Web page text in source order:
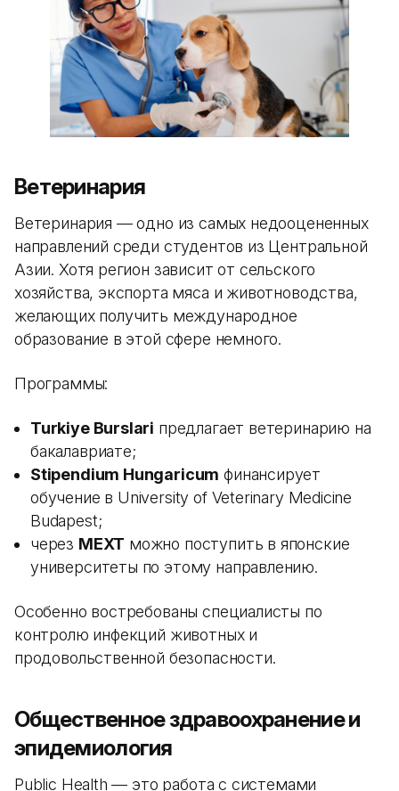
Ветеринария
Ветеринария — одно из самых недооцененных
направлений среди студентов из Центральной
Азии. Хотя регион зависит от сельского
хозяйства, экспорта мяса и животноводства,
желающих получить международное
образование в этой сфере немного.
Программы:
Turkiye Burslari предлагает ветеринарию на
бакалавриате;
Stipendium Hungaricum финансирует
обучение в University of Veterinary Medicine
Budapest;
через MEXT можно поступить в японские
университеты по этому направлению.
Особенно востребованы специалисты по
контролю инфекций животных и
продовольственной безопасности.
Общественное здравоохранение и
эпидемиология
Public Health — это работа с системами